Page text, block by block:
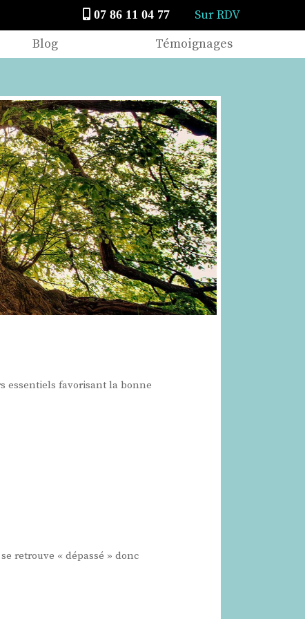
07 86 11 04 77
Sur RDV
Blog Témoignages
essentiels favorisant la bonne
retrouve « dépassé » donc